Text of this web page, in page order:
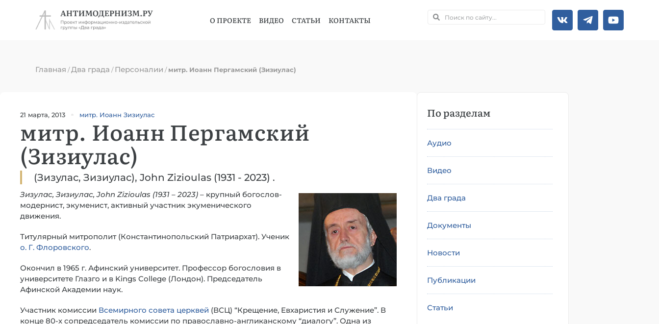
О ПРОЕКТЕ ВИДЕО СТАТЬИ КОНТАКТЫ
Главная /Два града /Персоналии /митр. Иоанн Пергамский (Зизиулас)
21 марта, 2013 митр. Иоанн Зизиулас
митр. Иоанн Пергамский
(Зизиулас)
(Зизулас, Зизиулас), John Zizioulas (1931 - 2023) .
Зизулас, Зизиулас, John Zizioulas (1931 – 2023) – крупный богослов-
модернист, экуменист, активный участник экуменического
движения.
Титулярный митрополит (Константинопольский Патриархат). Ученик
о. Г. Флоровского.
Окончил в 1965 г. Афинский университет. Профессор богословия в
университете Глазго и в Kings College (Лондон). Председатель
Афинской Академии наук.
Участник комиссии Всемирного совета церквей (ВСЦ) “Крещение, Евхаристия и Служение”. В
конце 80-х сопредседатель комиссии по православно-англиканскому “диалогу”. Одна из
По разделам
Аудио
Видео
Два града
Документы
Новости
Публикации
Статьи